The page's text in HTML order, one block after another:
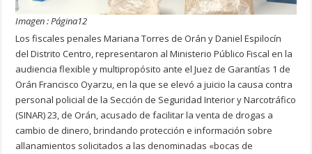
Imagen : Página12
Los fiscales penales Mariana Torres de Orán y Daniel Espilocín
del Distrito Centro, representaron al Ministerio Público Fiscal en la
audiencia flexible y multipropósito ante el Juez de Garantías 1 de
Orán Francisco Oyarzu, en la que se elevó a juicio la causa contra
personal policial de la Sección de Seguridad Interior y Narcotráfico
(SINAR) 23, de Orán, acusado de facilitar la venta de drogas a
cambio de dinero, brindando protección e información sobre
allanamientos solicitados a las denominadas «bocas de